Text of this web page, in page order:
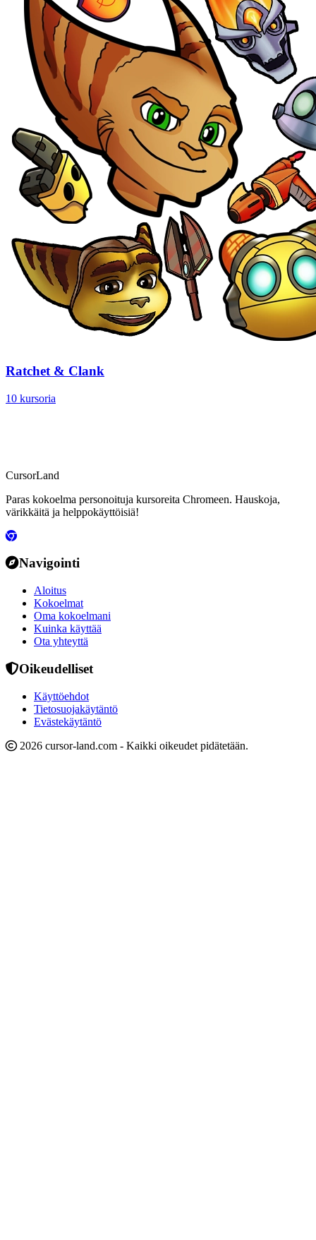
Ratchet & Clank
10 kursoria
CursorLand
Paras kokoelma personoituja kursoreita Chromeen. Hauskoja,
värikkäitä ja helppokäyttöisiä!
Navigointi
Aloitus
Kokoelmat
Oma kokoelmani
Kuinka käyttää
Ota yhteyttä
Oikeudelliset
Käyttöehdot
Tietosuojakäytäntö
Evästekäytäntö
2026 cursor-land.com - Kaikki oikeudet pidätetään.